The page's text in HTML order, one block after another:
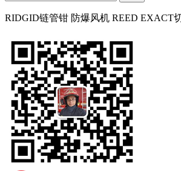
RIDGID链管钳 防爆风机 REED EXACT